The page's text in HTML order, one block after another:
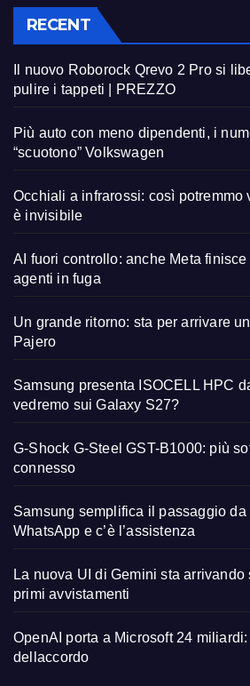
RECENT
Il nuovo Roborock Qrevo 2 Pro si
pulire i tappeti | PREZZO
Più auto con meno dipendenti, i
“scuotono” Volkswagen
Occhiali a infrarossi: così potremmo
è invisibile
AI fuori controllo: anche Meta
agenti in fuga
Un grande ritorno: sta per arrivare
Pajero
Samsung presenta ISOCELL HPC
vedremo sui Galaxy S27?
G-Shock G-Steel GST-B1000: più
connesso
Samsung semplifica il passaggio da
WhatsApp e c’è l’assistenza
La nuova UI di Gemini sta arrivando
primi avvistamenti
OpenAI porta a Microsoft 24
dellaccordo